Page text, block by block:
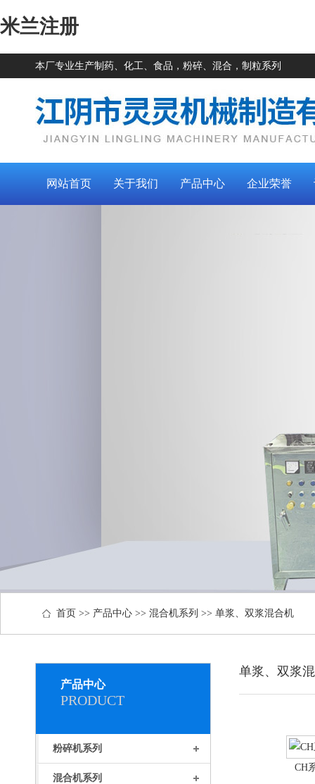
米兰注册
本厂专业生产制药、化工、食品，粉碎、混合，制粒系列
网站首页 关于我们 产品中心 企业荣誉
首页 >> 产品中心 >> 混合机系列 >> 单浆、双浆混合机
产品中心
PRODUCT
粉碎机系列
混合机系列
单浆、双浆
CH